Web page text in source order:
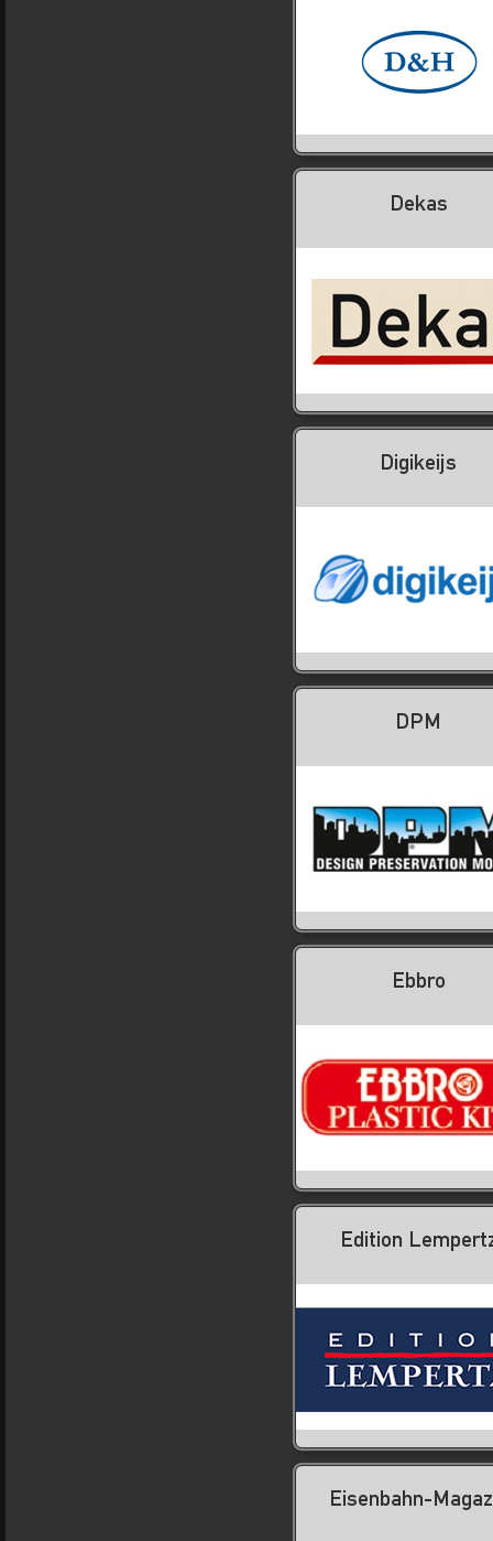
Dekas
Digikeijs
DPM
Ebbro
Edition
Eisenbahn-